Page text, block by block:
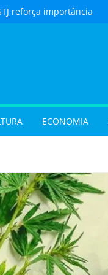
reforça importância
inéditas de
gratuitas no fim
Pais em Goiânia
ECONOMIA